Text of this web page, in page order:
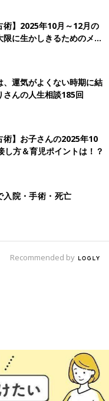
術】2025年10月～12月の
に生かしきるためのメッ
、運気がよくない時期に結
んの人生相談185回
】お子さんの2025年10
し方＆育児ポイントは！？
入院・手術・死亡
Recommended by